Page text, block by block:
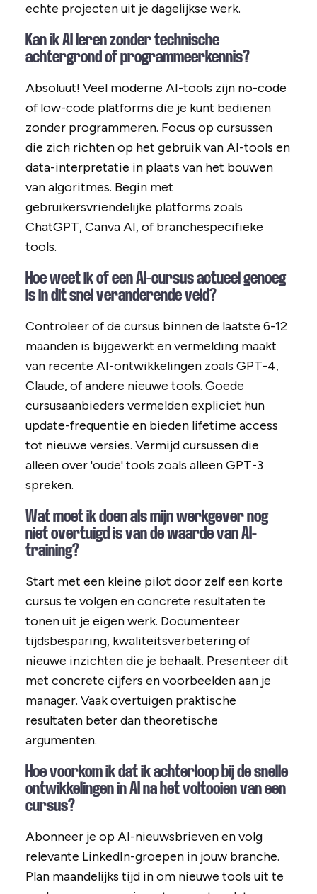
echte projecten uit je dagelijkse werk.
Kan ik AI leren zonder technische
achtergrond of programmeerkennis?
Absoluut! Veel moderne AI-tools zijn no-code
of low-code platforms die je kunt bedienen
zonder programmeren. Focus op cursussen
die zich richten op het gebruik van AI-tools en
data-interpretatie in plaats van het bouwen
van algoritmes. Begin met
gebruikersvriendelijke platforms zoals
ChatGPT, Canva AI, of branchespecifieke
tools.
Hoe weet ik of een AI-cursus actueel genoeg
is in dit snel veranderende veld?
Controleer of de cursus binnen de laatste 6-12
maanden is bijgewerkt en vermelding maakt
van recente AI-ontwikkelingen zoals GPT-4,
Claude, of andere nieuwe tools. Goede
cursusaanbieders vermelden expliciet hun
update-frequentie en bieden lifetime access
tot nieuwe versies. Vermijd cursussen die
alleen over 'oude' tools zoals alleen GPT-3
spreken.
Wat moet ik doen als mijn werkgever nog
niet overtuigd is van de waarde van AI-
training?
Start met een kleine pilot door zelf een korte
cursus te volgen en concrete resultaten te
tonen uit je eigen werk. Documenteer
tijdsbesparing, kwaliteitsverbetering of
nieuwe inzichten die je behaalt. Presenteer dit
met concrete cijfers en voorbeelden aan je
manager. Vaak overtuigen praktische
resultaten beter dan theoretische
argumenten.
Hoe voorkom ik dat ik achterloop bij de snelle
ontwikkelingen in AI na het voltooien van een
cursus?
Abonneer je op AI-nieuwsbrieven en volg
relevante LinkedIn-groepen in jouw branche.
Plan maandelijks tijd in om nieuwe tools uit te